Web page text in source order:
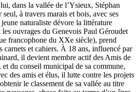
de
dans la vallée de l’Ysieux, Stéphan
à travers marais et bois, avec ses
naturaliste dévore la littérature
ouvrages du Genevois Paul Géroudet
francophone du XXe siècle), prend
carnets et cahiers. À 18 ans, influencé par
il devient membre actif des Amis de
du conseil municipal de sa commune,
des amis et élus, il lutte contre les projets
le classement de sa vallée au titre